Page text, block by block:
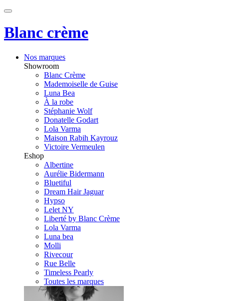
Blanc crème
Nos marques
Showroom
Blanc Crème
Mademoiselle de Guise
Luna Bea
À la robe
Stéphanie Wolf
Donatelle Godart
Lola Varma
Maison Rabih Kayrouz
Victoire Vermeulen
Eshop
Albertine
Aurélie Bidermann
Bluetiful
Dream Hair Jaguar
Hypso
Lelet NY
Liberté by Blanc Crème
Lola Varma
Luna bea
Molli
Rivecour
Rue Belle
Timeless Pearly
Toutes les marques